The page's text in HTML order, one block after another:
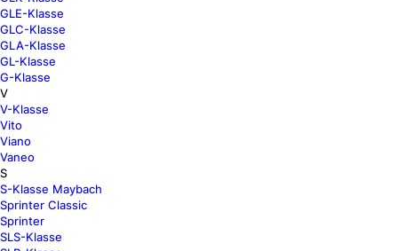
GLE-Klasse
GLC-Klasse
GLA-Klasse
GL-Klasse
G-Klasse
V
V-Klasse
Vito
Viano
Vaneo
S
S-Klasse Maybach
Sprinter Classic
Sprinter
SLS-Klasse